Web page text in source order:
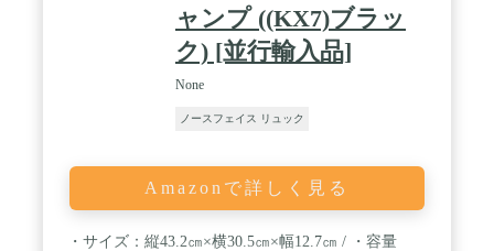
ャンプ ((KX7)ブラッ
ク) [並行輸入品]
None
ノースフェイス リュック
Amazonで詳しく見る
・サイズ：縦43.2㎝×横30.5㎝×幅12.7㎝ / ・容量